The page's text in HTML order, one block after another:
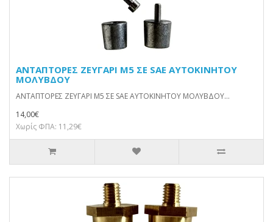
ΑΝΤΑΠΤΟΡΕΣ ΖΕΥΓΑΡΙ M5 ΣΕ SAE ΑΥΤΟΚΙΝΗΤΟΥ
ΜΟΛΥΒΔΟΥ
ΑΝΤΑΠΤΟΡΕΣ ΖΕΥΓΑΡΙ M5 ΣΕ SAE ΑΥΤΟΚΙΝΗΤΟΥ ΜΟΛΥΒΔΟΥ...
14,00€
Χωρίς ΦΠΑ: 11,29€